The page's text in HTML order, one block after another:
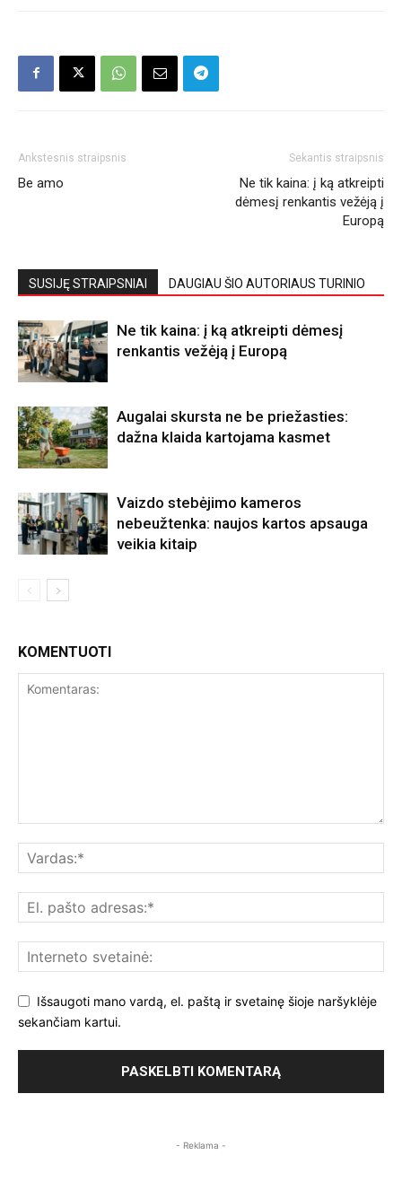
Ankstesnis straipsnis
Be amo
Sekantis straipsnis
Ne tik kaina: į ką atkreipti
dėmesį renkantis vežėją į
Europą
SUSIJĘ STRAIPSNIAI DAUGIAU ŠIO AUTORIAUS TURINIO
Ne tik kaina: į ką atkreipti dėmesį
renkantis vežėją į Europą
Augalai skursta ne be priežasties:
dažna klaida kartojama kasmet
Vaizdo stebėjimo kameros
nebeužtenka: naujos kartos apsauga
veikia kitaip
KOMENTUOTI
Išsaugoti mano vardą, el. paštą ir svetainę šioje naršyklėje
sekančiam kartui.
- Reklama -